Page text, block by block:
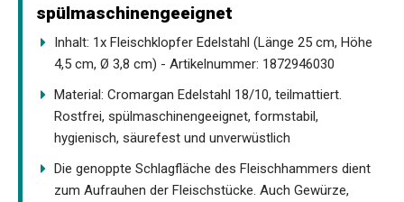
spülmaschinengeeignet
Inhalt: 1x Fleischklopfer Edelstahl (Länge 25 cm, Höhe
4,5 cm, Ø 3,8 cm) - Artikelnummer: 1872946030
Material: Cromargan Edelstahl 18/10, teilmattiert.
Rostfrei, spülmaschinengeeignet, formstabil,
hygienisch, säurefest und unverwüstlich
Die genoppte Schlagfläche des Fleischhammers dient
zum Aufrauhen der Fleischstücke. Auch Gewürze,